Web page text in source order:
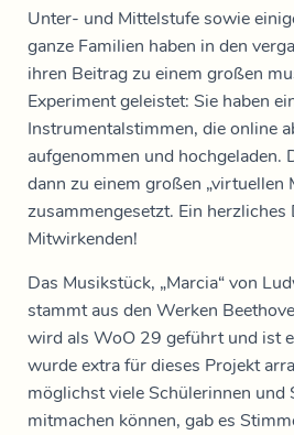
Unter- und Mittelstufe sowie
ganze Familien haben in den
ihren Beitrag zu einem großen
Experiment geleistet: Sie haben
Instrumentalstimmen, die online
aufgenommen und hochgeladen.
dann zu einem großen „virtuellen
zusammengesetzt. Ein herzliches
Mitwirkenden!
Das Musikstück, „Marcia“ von
stammt aus den Werken
wird als WoO 29 geführt und ist
wurde extra für dieses Projekt
möglichst viele Schülerinnen und
mitmachen können, gab es